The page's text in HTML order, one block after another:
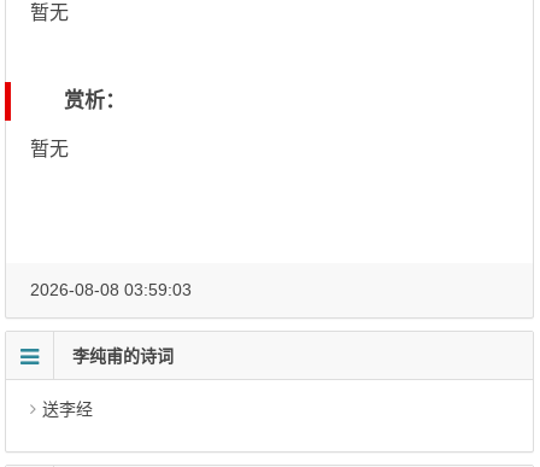
暂无
赏析：
暂无
2026-08-08 03:59:03
李纯甫的诗词
送李经